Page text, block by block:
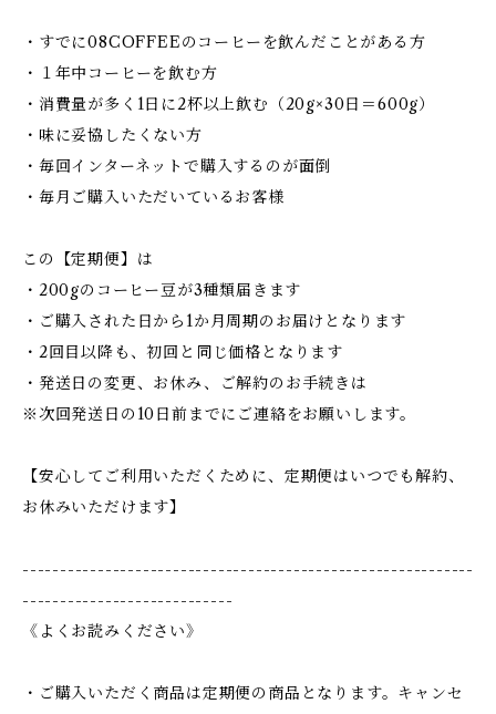
・すでに08COFFEEのコーヒーを飲んだことがある方
・１年中コーヒーを飲む方
・消費量が多く1日に2杯以上飲む（20g×30日＝600g）
・味に妥協したくない方
・毎回インターネットで購入するのが面倒
・毎月ご購入いただいているお客様
この【定期便】は
・200gのコーヒー豆が3種類届きます
・ご購入された日から1か月周期のお届けとなります
・2回目以降も、初回と同じ価格となります
・発送日の変更、お休み、ご解約のお手続きは
※次回発送日の10日前までにご連絡をお願いします。
【安心してご利用いただくために、定期便はいつでも解約、
お休みいただけます】
------------------------------------------------------------
----------------------------
《よくお読みください》
・ご購入いただく商品は定期便の商品となります。キャンセ